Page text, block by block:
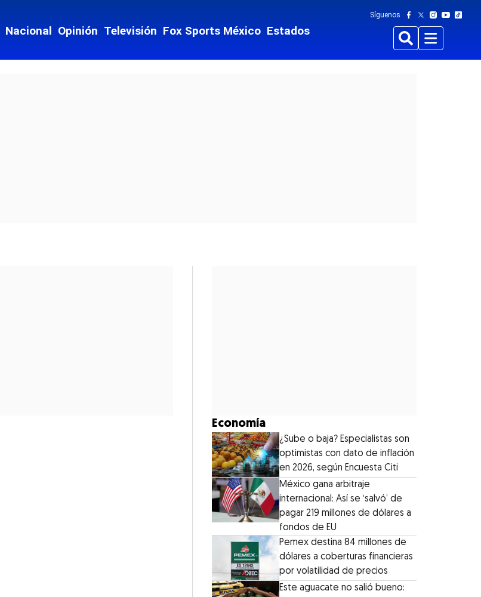
Nacional Opinión Televisión Fox Sports México Estados
Síguenos
BuscarMenu
Economía
¿Sube o baja? Especialistas son
optimistas con dato de inflación
en 2026, según Encuesta Citi
México gana arbitraje
internacional: Así se ‘salvó’ de
pagar 219 millones de dólares a
fondos de EU
Pemex destina 84 millones de
dólares a coberturas financieras
por volatilidad de precios
Este aguacate no salió bueno: